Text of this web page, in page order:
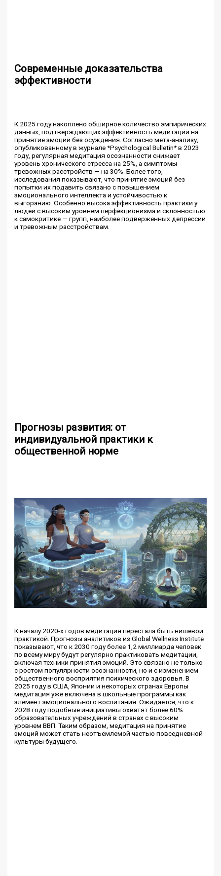
Современные доказательства
эффективности
К 2025 году накоплено обширное количество эмпирических
данных, подтверждающих эффективность медитации на
принятие эмоций без осуждения. Согласно мета-анализу,
опубликованному в журнале *Psychological Bulletin* в 2023
году, регулярная медитация осознанности снижает
уровень хронического стресса на 25%, а симптомы
тревожных расстройств — на 30%. Более того,
исследования показывают, что принятие эмоций без
попытки их подавить связано с повышением
эмоционального интеллекта и устойчивостью к
выгоранию. Особенно высока эффективность практики у
людей с высоким уровнем перфекционизма и склонностью
к самокритике — групп, наиболее подверженных депрессии
и тревожным расстройствам.
Прогнозы развития: от
индивидуальной практики к
общественной норме
К началу 2020-х годов медитация перестала быть нишевой
практикой. Прогнозы аналитиков из Global Wellness Institute
показывают, что к 2030 году более 1,2 миллиарда человек
по всему миру будут регулярно практиковать медитации,
включая техники принятия эмоций. Это связано не только
с ростом популярности осознанности, но и с изменением
общественного восприятия психического здоровья. В
2025 году в США, Японии и некоторых странах Европы
медитация уже включена в школьные программы как
элемент эмоционального воспитания. Ожидается, что к
2028 году подобные инициативы охватят более 60%
образовательных учреждений в странах с высоким
уровнем ВВП. Таким образом, медитация на принятие
эмоций может стать неотъемлемой частью повседневной
культуры будущего.